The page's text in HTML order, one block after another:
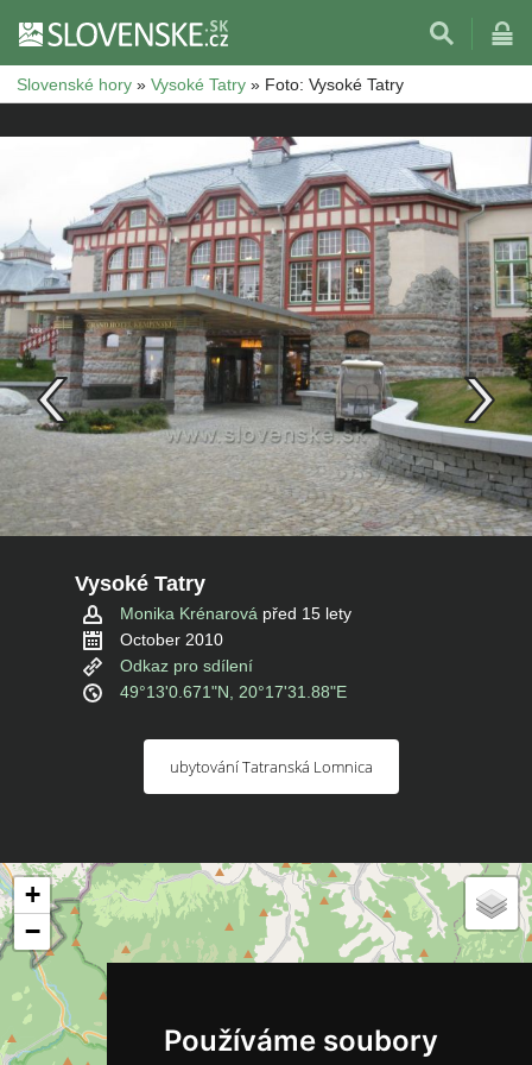
Používáme soubory
Slovenské hory » Vysoké Tatry » Foto: Vysoké Tatry
Vysoké Tatry
Monika Krénarová před 15 lety
October 2010
Odkaz pro sdílení
49°13'0.671"N, 20°17'31.88"E
ubytování Tatranská Lomnica
+
−